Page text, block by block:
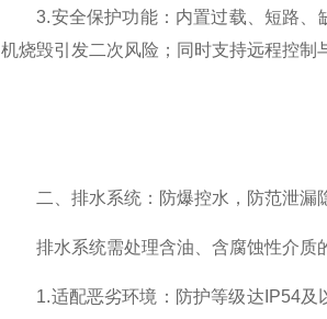
3.安全保护功能：内置过载、短路、
机烧毁引发二次风险；同时支持远程控制
二、排水系统：防爆控水，防范泄漏
排水系统需处理含油、含腐蚀性介质
1.适配恶劣环境：防护等级达IP54及以